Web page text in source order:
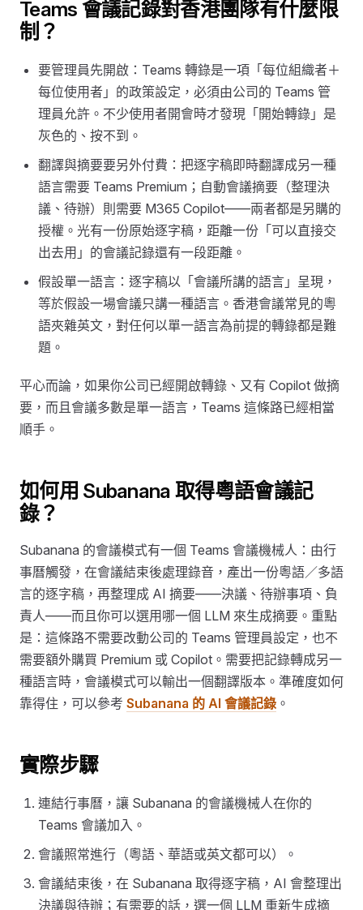
Teams 會議記錄對香港團隊有什麼限
制？
要管理員先開啟：Teams 轉錄是一項「每位組織者＋
每位使用者」的政策設定，必須由公司的 Teams 管
理員允許。不少使用者開會時才發現「開始轉錄」是
灰色的、按不到。
翻譯與摘要要另外付費：把逐字稿即時翻譯成另一種
語言需要 Teams Premium；自動會議摘要（整理決
議、待辦）則需要 M365 Copilot——兩者都是另購的
授權。光有一份原始逐字稿，距離一份「可以直接交
出去用」的會議記錄還有一段距離。
假設單一語言：逐字稿以「會議所講的語言」呈現，
等於假設一場會議只講一種語言。香港會議常見的粵
語夾雜英文，對任何以單一語言為前提的轉錄都是難
題。
平心而論，如果你公司已經開啟轉錄、又有 Copilot 做摘
要，而且會議多數是單一語言，Teams 這條路已經相當
順手。
如何用 Subanana 取得粵語會議記
錄？
Subanana 的會議模式有一個 Teams 會議機械人：由行
事曆觸發，在會議結束後處理錄音，產出一份粵語／多語
言的逐字稿，再整理成 AI 摘要——決議、待辦事項、負
責人——而且你可以選用哪一個 LLM 來生成摘要。重點
是：這條路不需要改動公司的 Teams 管理員設定，也不
需要額外購買 Premium 或 Copilot。需要把記錄轉成另一
種語言時，會議模式可以輸出一個翻譯版本。準確度如何
靠得住，可以參考 Subanana 的 AI 會議記錄 。
實際步驟
連結行事曆，讓 Subanana 的會議機械人在你的
Teams 會議加入。
會議照常進行（粵語、華語或英文都可以）。
會議結束後，在 Subanana 取得逐字稿，AI 會整理出
決議與待辦；有需要的話，選一個 LLM 重新生成摘